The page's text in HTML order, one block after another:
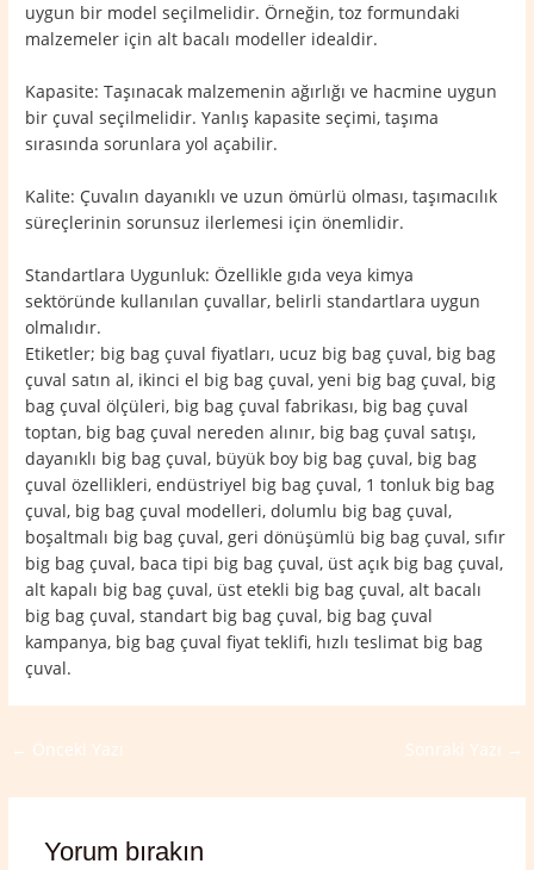
uygun bir model seçilmelidir. Örneğin, toz formundaki
malzemeler için alt bacalı modeller idealdir.
Kapasite: Taşınacak malzemenin ağırlığı ve hacmine uygun
bir çuval seçilmelidir. Yanlış kapasite seçimi, taşıma
sırasında sorunlara yol açabilir.
Kalite: Çuvalın dayanıklı ve uzun ömürlü olması, taşımacılık
süreçlerinin sorunsuz ilerlemesi için önemlidir.
Standartlara Uygunluk: Özellikle gıda veya kimya
sektöründe kullanılan çuvallar, belirli standartlara uygun
olmalıdır.
Etiketler; big bag çuval fiyatları, ucuz big bag çuval, big bag
çuval satın al, ikinci el big bag çuval, yeni big bag çuval, big
bag çuval ölçüleri, big bag çuval fabrikası, big bag çuval
toptan, big bag çuval nereden alınır, big bag çuval satışı,
dayanıklı big bag çuval, büyük boy big bag çuval, big bag
çuval özellikleri, endüstriyel big bag çuval, 1 tonluk big bag
çuval, big bag çuval modelleri, dolumlu big bag çuval,
boşaltmalı big bag çuval, geri dönüşümlü big bag çuval, sıfır
big bag çuval, baca tipi big bag çuval, üst açık big bag çuval,
alt kapalı big bag çuval, üst etekli big bag çuval, alt bacalı
big bag çuval, standart big bag çuval, big bag çuval
kampanya, big bag çuval fiyat teklifi, hızlı teslimat big bag
çuval.
← Önceki Yazı Sonraki Yazı →
Yorum bırakın